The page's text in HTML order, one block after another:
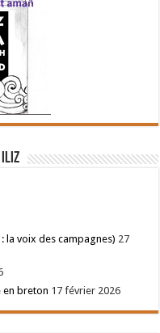
Iliz
la voix des campagnes) 27
en breton 17 février 2026